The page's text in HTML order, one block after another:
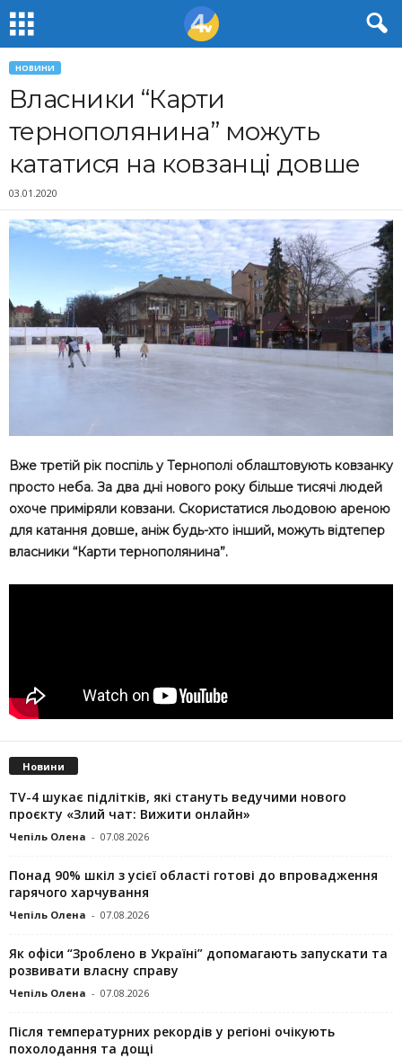
НОВИНИ
Власники “Карти
тернополянина” можуть
кататися на ковзанці довше
03.01.2020
Вже третій рік поспіль у Тернополі облаштовують ковзанку
просто неба. За два дні нового року більше тисячі людей
охоче приміряли ковзани. Скористатися льодовою ареною
для катання довше, аніж будь-хто інший, можуть відтепер
власники “Карти тернополянина”.
Новини
TV-4 шукає підлітків, які стануть ведучими нового
проєкту «Злий чат: Вижити онлайн»
Чепіль Олена - 07.08.2026
Понад 90% шкіл з усієї області готові до впровадження
гарячого харчування
Чепіль Олена - 07.08.2026
Як офіси “Зроблено в Україні” допомагають запускaти та
розвивати власну справу
Чепіль Олена - 07.08.2026
Після температурних рекордів у регіоні очікують
похолодання та дощі